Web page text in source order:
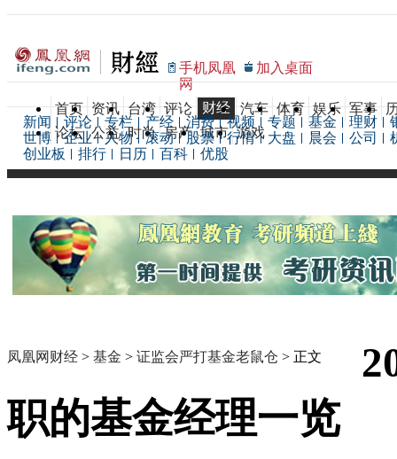
手机凤凰
网
加入桌面
首页 资讯 台湾 评论 财经 汽车 体育 娱乐 军事
论坛 公益 时尚 房产 城市 游戏
新闻 评论 专栏 产经 消费 视频 专题 基金 理财
世博
企业 人物 滚动 股票 行情 大盘 晨会 公司
创业板
排行 日历 百科 优股
凤凰网财经 > 基金 > 证监会严打基金老鼠仓 > 正文
职的基金经理一览